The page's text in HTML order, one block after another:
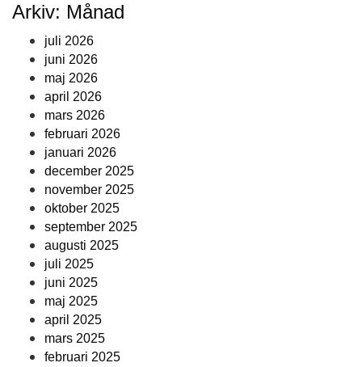
Arkiv: Månad
juli 2026
juni 2026
maj 2026
april 2026
mars 2026
februari 2026
januari 2026
december 2025
november 2025
oktober 2025
september 2025
augusti 2025
juli 2025
juni 2025
maj 2025
april 2025
mars 2025
februari 2025